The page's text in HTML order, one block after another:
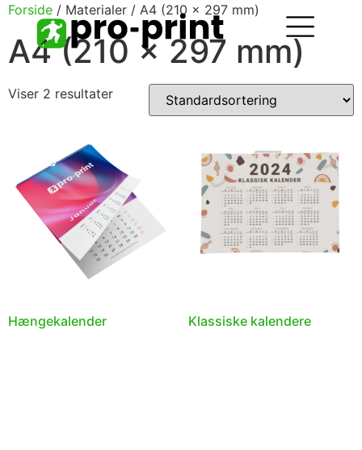
Forside / Materialer / A4 (210 x 297 mm)
A4 (210 x 297 mm)
Viser 2 resultater
Hængekalender Klassiske kalendere